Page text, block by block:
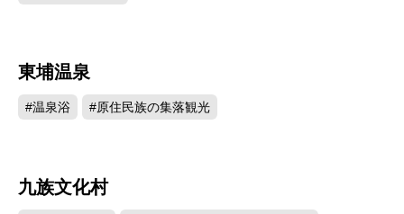
東埔温泉
#温泉浴 #原住民族の集落観光
九族文化村